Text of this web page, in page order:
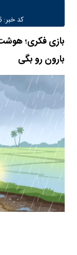
کد خبر: 277455
بازی فکری؛ هوشت
بارون رو بگی